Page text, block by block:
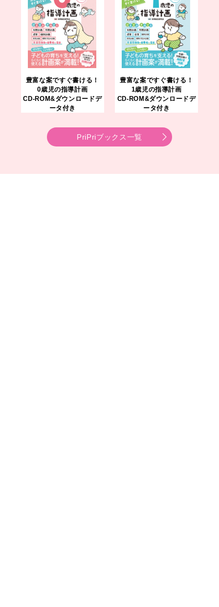
豊富な案ですぐ書ける！
0歳児の指導計画
CD-ROM&ダウンロードデ
ータ付き
豊富な案ですぐ書ける！
1歳児の指導計画
CD-ROM&ダウンロードデ
ータ付き
PriPriブックス一覧